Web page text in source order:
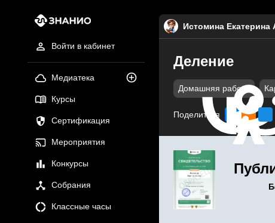
Войти в кабинет
Медиатека
Курсы
Сертификация
Мероприятия
Конкурсы
Собрания
Классные часы
Истомина Екатерина
Деление
Домашняя работа
Поделиться